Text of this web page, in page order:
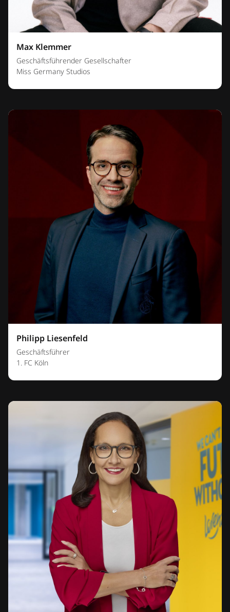
Max Klemmer
Geschäftsführender Gesellschafter
Miss Germany Studios
Philipp Liesenfeld
Geschäftsführer
1. FC Köln